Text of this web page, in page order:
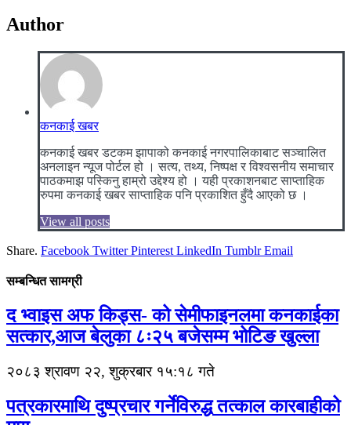
Author
कनकाई खबर
कनकाई खबर डटकम झापाको कनकाई नगरपालिकाबाट सञ्चालित
अनलाइन न्यूज पोर्टल हो । सत्य, तथ्य, निष्पक्ष र विश्वसनीय समाचार
पाठकमाझ पस्किनु हाम्रो उद्देश्य हो । यही प्रकाशनबाट साप्ताहिक
रुपमा कनकाई खबर साप्ताहिक पनि प्रकाशित हुँदै आएको छ ।
View all posts
Share. Facebook Twitter Pinterest LinkedIn Tumblr Email
सम्बन्धित सामग्री
द भ्वाइस अफ किड्स- को सेमीफाइनलमा कनकाईका
सत्कार,आज बेलुका ८ः२५ बजेसम्म भोटिङ खुल्ला
२०८३ श्रावण २२, शुक्रबार १५:१८ गते
पत्रकारमाथि दुष्प्रचार गर्नेविरुद्ध तत्काल कारबाहीको